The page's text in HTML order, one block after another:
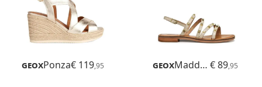
GeoxPonza€ 119,95 Geox Maddalusiac € 89,95